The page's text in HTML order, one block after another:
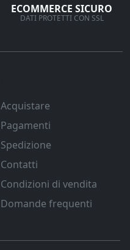
ECOMMERCE SICURO
DATI PROTETTI CON SSL
Acquistare
Pagamenti
Spedizione
Contatti
Condizioni di vendita
Domande frequenti